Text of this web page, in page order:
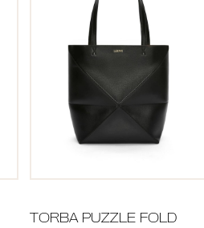
TORBA PUZZLE FOLD